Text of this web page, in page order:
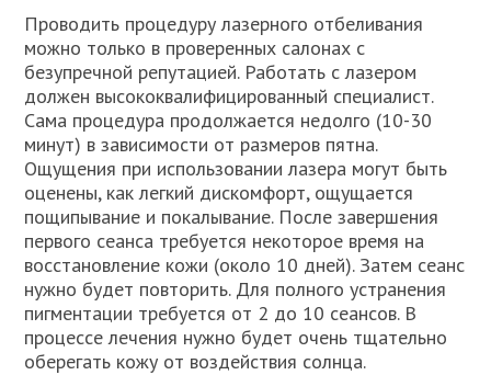
Проводить процедуру лазерного отбеливания
можно только в проверенных салонах с
безупречной репутацией. Работать с лазером
должен высококвалифицированный специалист.
Сама процедура продолжается недолго (10-30
минут) в зависимости от размеров пятна.
Ощущения при использовании лазера могут быть
оценены, как легкий дискомфорт, ощущается
пощипывание и покалывание. После завершения
первого сеанса требуется некоторое время на
восстановление кожи (около 10 дней). Затем сеанс
нужно будет повторить. Для полного устранения
пигментации требуется от 2 до 10 сеансов. В
процессе лечения нужно будет очень тщательно
оберегать кожу от воздействия солнца.